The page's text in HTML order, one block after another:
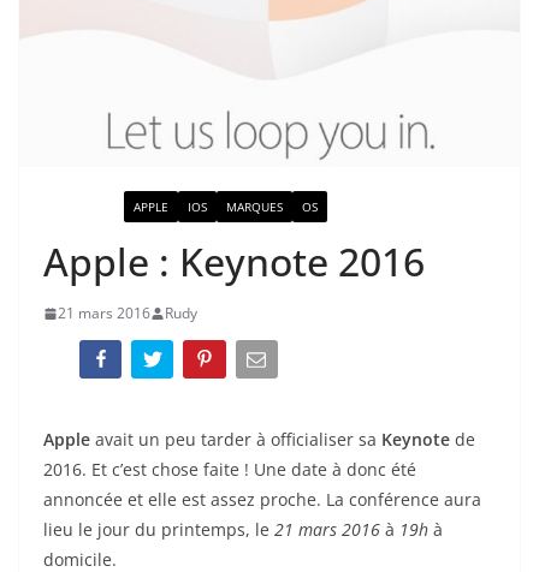
APPLE IOS MARQUES OS
Apple : Keynote 2016
21 mars 2016 Rudy
Apple avait un peu tarder à officialiser sa Keynote de
2016. Et c’est chose faite ! Une date à donc été
annoncée et elle est assez proche. La conférence aura
lieu le jour du printemps, le 21 mars 2016 à 19h à
domicile.